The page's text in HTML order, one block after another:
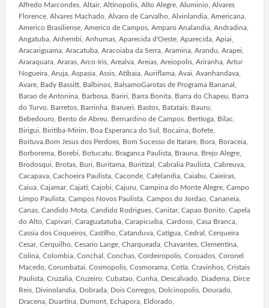
Alfredo Marcondes, Altair, Altinopolis, Alto Alegre, Aluminio, Alvares
Florence, Alvares Machado, Alvaro de Carvalho, Alvinlandia, Americana,
Americo Brasiliense, Americo de Campos, Amparo Analandia, Andradina,
Angatuba, Anhembi, Anhumas, Aparecida d'Oeste, Aparecida, Apiai,
Aracariguama, Aracatuba, Aracoiaba da Serra, Aramina, Arandu, Arapei,
Araraquara, Araras, Arco-Iris, Arealva, Areias, Areiopolis, Ariranha, Artur
Nogueira, Aruja, Aspasia, Assis, Atibaia, Auriflama, Avai, Avanhandava,
Avare, Bady Bassitt, Balbinos, BalsamoGarotas de Programa Bananal,
Barao de Antonina, Barbosa, Bariri, Barra Bonita, Barra do Chapeu, Barra
do Turvo. Barretos, Barrinha, Barueri, Bastos, Batatais, Bauru,
Bebedouro, Bento de Abreu, Bernardino de Campos. Bertioga, Bilac,
Birigui, Biritiba-Mirim, Boa Esperanca do Sul, Bocaina, Bofete,
Boituva.Bom Jesus dos Perdoes, Bom Sucesso de Itarare, Bora, Boraceia,
Borborema, Borebi, Botucatu. Braganca Paulista, Brauna, Brejo Alegre,
Brodosqui, Brotas, Buri, Buritama, Buritizal, Cabralia Paulista, Cabreuva,
Cacapava, Cachoeira Paulista, Caconde, Cafelandia, Caiabu, Caieiras,
Caiua, Cajamar, Cajati, Cajobi, Cajuru, Campina do Monte Alegre, Campo
Limpo Paulista, Campos Novos Paulista, Campos do Jordao, Cananeia,
Canas, Candido Mota, Candido Rodrigues, Canitar, Capao Bonito, Capela
do Alto, Capivari, Caraguatatuba, Carapicuiba, Cardoso, Casa Branca,
Cassia dos Coqueiros, Castilho, Catanduva, Catigua, Cedral, Cerqueira
Cesar, Cerquilho, Cesario Lange, Charqueada, Chavantes, Clementina,
Colina, Colombia, Conchal, Conchas, Cordeiropolis, Coroados, Coronel
Macedo, Corumbatai, Cosmopolis, Cosmorama, Cotia, Cravinhos, Cristais
Paulista, Cruzalia, Cruzeiro, Cubatao, Cunha, Descalvado, Diadema, Dirce
Reis, Divinolandia, Dobrada, Dois Corregos, Dolcinopolis, Dourado,
Dracena, Duartina, Dumont, Echapora, Eldorado,